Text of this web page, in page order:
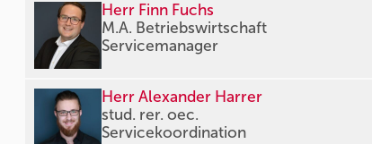
Herr Finn Fuchs
M.A. Betriebswirtschaft
Servicemanager
Herr Alexander Harrer
stud. rer. oec.
Servicekoordination